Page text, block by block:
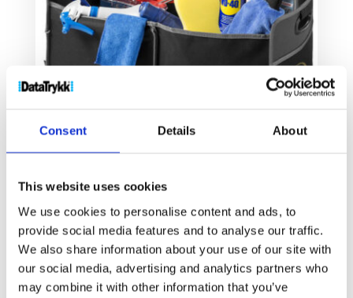
Consent Details About
This website uses cookies
We use cookies to personalise content and ads, to
provide social media features and to analyse our traffic.
We also share information about your use of our site with
our social media, advertising and analytics partners who
may combine it with other information that you’ve
Accordion bagasjeromsorganiserer
260kr
Velg alternativ